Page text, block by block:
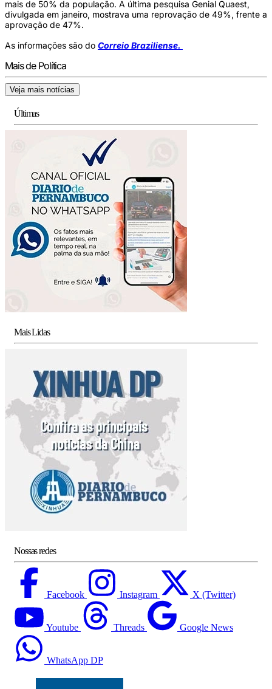
mais de 50% da população. A última pesquisa Genial Quaest,
divulgada em janeiro, mostrava uma reprovação de 49%, frente a
aprovação de 47%.
As informações são do Correio Braziliense.
Mais de Política
Veja mais notícias
Últimas
Mais Lidas
Nossas redes
Facebook Instagram X (Twitter)
Youtube Threads Google News
WhatsApp DP